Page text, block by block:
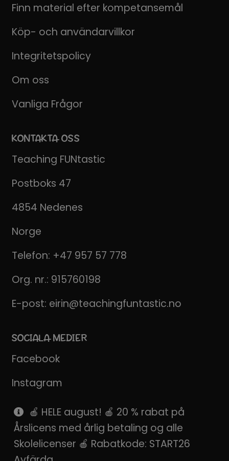
Finn material efter kompetansemål
Köp- och användarvillkor
Integritetspolicy
Om oss
Vanliga Frågor
KONTAKTA OSS
Teaching FUNtastic
Postboks 47
4854 Nedenes
Norge
Telefon: +47 957 57 778
Org. nr.: 915760198
E-post: eirin@teachingfuntastic.no
SOCIALA MEDIER
Facebook
Instagram
Pinterest
SnapChat
🍎 HELE august! 🍎 20 % rabat på
Årslicens med årlig betaling og alle
Skolelicenser 🍎 Rabatkode: START26